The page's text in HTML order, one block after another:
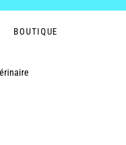
BOUTIQUE